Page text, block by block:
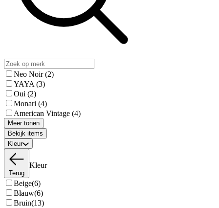
Neo Noir(2)
YAYA (3)
Oui (2)
Monari (4)
American Vintage (4)
Meer tonen
Bekijk items
Kleur
Terug
Kleur
Beige(6)
Blauw(6)
Bruin(13)